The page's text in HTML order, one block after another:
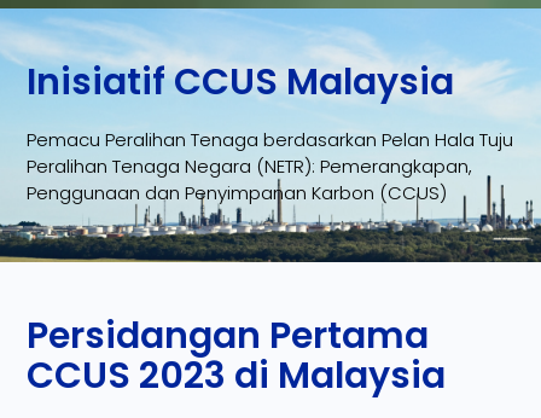
Inisiatif CCUS Malaysia
Pemacu Peralihan Tenaga berdasarkan Pelan Hala Tuju
Peralihan Tenaga Negara (NETR): Pemerangkapan,
Penggunaan dan Penyimpanan Karbon (CCUS)
Persidangan Pertama
CCUS 2023 di Malaysia